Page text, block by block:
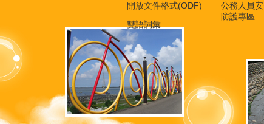
開放文件格式(ODF)
雙語詞彙
公務人員
防護專區